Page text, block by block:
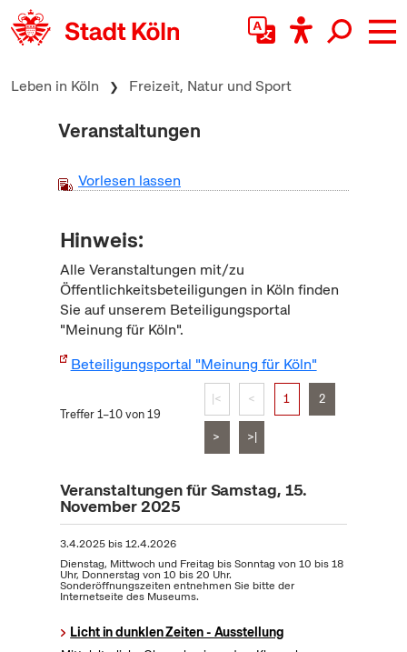
zum Inhalt springen
Leben in Köln Freizeit, Natur und Sport
Veranstaltungen
Vorlesen lassen
Hinweis:
Alle Veranstaltungen mit/zu
Öffentlichkeitsbeteiligungen in Köln finden
Sie auf unserem Beteiligungsportal
"Meinung für Köln".
Beteiligungsportal "Meinung für Köln"
Treffer 1–10 von 19
|< < 1 2
> >|
Veranstaltungen für Samstag, 15.
November 2025
3.4.2025bis12.4.2026
Dienstag, Mittwoch und Freitag bis Sonntag von 10 bis 18
Uhr, Donnerstag von 10 bis 20 Uhr.
Sonderöffnungszeiten entnehmen Sie bitte der
Internetseite des Museums.
Licht in dunklen Zeiten - Ausstellung